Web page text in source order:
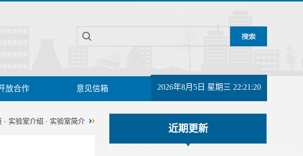
2026年8月5日 星期三 22:21:21
放合作 意见信箱
近期更新
· 实验室介绍 · 实验室简介